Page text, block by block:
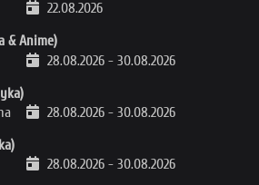
22.08.2026
& Anime)
28.08.2026 - 30.08.2026
28.08.2026 - 30.08.2026
28.08.2026 - 30.08.2026